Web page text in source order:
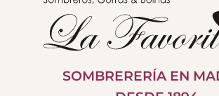
SOMBRERERÍA EN